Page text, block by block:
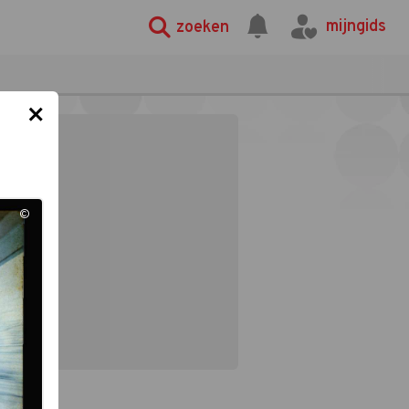
zoeken mijngids
×
©